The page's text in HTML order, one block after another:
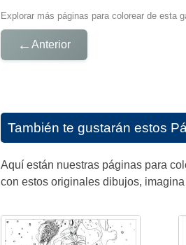
Explorar más páginas para colorear de esta
← Anterior
También te gustarán estos
Aquí están nuestras páginas para
con estos originales dibujos,